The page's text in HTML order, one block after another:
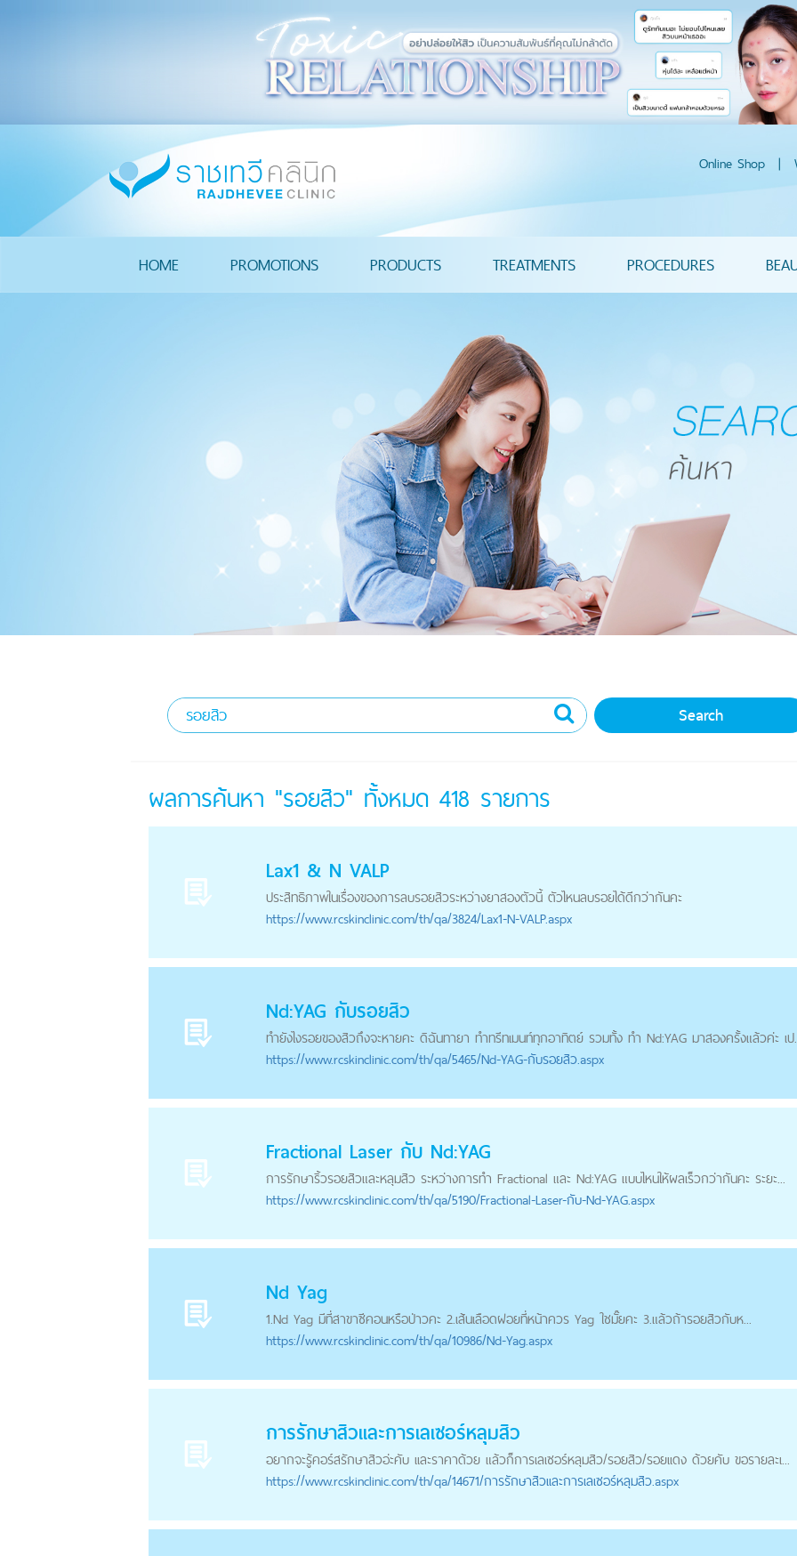
Online Shop |
HOME PROMOTIONS PRODUCTS TREATMENTS PROCEDURES
ผลการค้นหา "รอยสิว" ทั้งหมด 418 รายการ
Lax1 & N VALP
ประสิทธิภาพในเรื่องของการลบรอยสิวระหว่างยาสองตัวนี้ ตัวไหนลบรอยได้ดีกว่ากันคะ
https://www.rcskinclinic.com/th/qa/3824/Lax1-N-VALP.aspx
Nd:YAG กับรอยสิว
ทำยังไงรอยของสิวถึงจะหายคะ ดิฉันทายา ทำทรีทเมนท์ทุกอาทิตย์ รวมทั้ง ทำ Nd:YAG มาสองครั้งแล้วค่ะ เป
https://www.rcskinclinic.com/th/qa/5465/Nd-YAG-กับรอยสิว.aspx
Fractional Laser กับ Nd:YAG
การรักษาริ้วรอยสิวและหลุมสิว ระหว่างการทำ Fractional และ Nd:YAG แบบไหนให้ผลเร็วกว่ากันคะ ระยะ...
https://www.rcskinclinic.com/th/qa/5190/Fractional-Laser-กับ-Nd-YAG.aspx
Nd Yag
1.Nd Yag มีที่สาขาซีคอนหรือป่าวคะ 2.เส้นเลือดฝอยที่หน้าควร Yag ใชมั๊ยคะ 3.แล้วถ้ารอยสิวกับห...
https://www.rcskinclinic.com/th/qa/10986/Nd-Yag.aspx
การรักษาสิวเเละการเลเซอร์หลุมสิว
อยากจะรู้คอร์สรักษาสิวอ่ะคับ เเละราคาด้วย แล้วก็การเลเซอร์หลุมสิว/รอยสิว/รอยเเดง ด้วยคับ ขอรายละเ...
https://www.rcskinclinic.com/th/qa/14671/การรักษาสิวเเละการเลเซอร์หลุมสิว.aspx